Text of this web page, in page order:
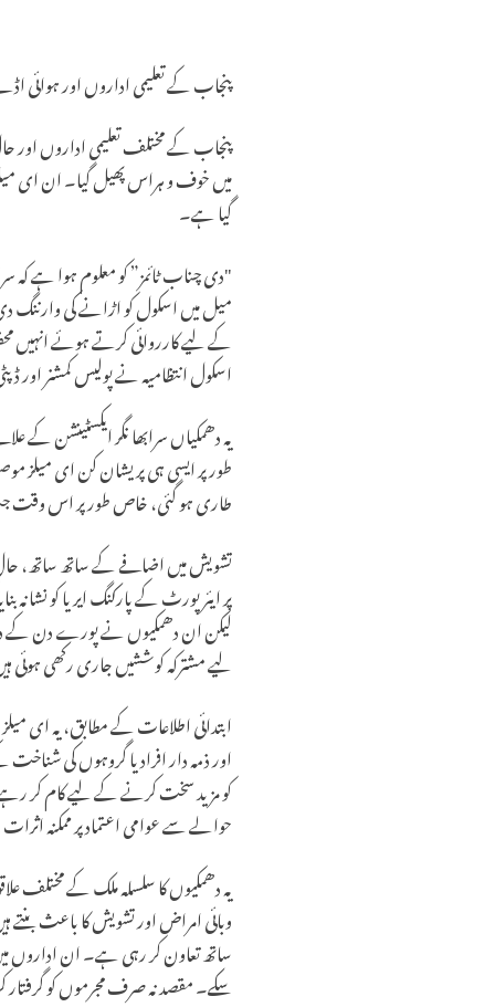
پنجاب کے تعلیمی اداروں اور ہوائی
پنجاب کے مختلف تعلیمی اداروں اور
میں خوف و ہراس پھیل گیا۔ ان ای
گیا ہے۔
کے لیے کارروائی کرتے ہوئے انہیں
اسکول انتظامیہ نے پولیس کمشنر اور
یہ دھمکیاں سرابھا نگر ایکسٹینشن
طور پر ایسی ہی پریشان کن ای میلز
طاری ہو گئی، خاص طور پر اس
پر ایئرپورٹ کے پارکنگ ایریا کو
لیکن ان دھمکیوں نے پورے دن کے
لیے مشترکہ کوششیں جاری رکھی ہوئی
ابتدائی اطلاعات کے مطابق، یہ ای
اور ذمہ دار افراد یا گروہوں کی
کو مزید سخت کرنے کے لیے کام کر رہے
حوالے سے عوامی اعتماد پر ممکنہ
یہ دھمکیوں کا سلسلہ ملک کے مختلف
وبائی امراض اور تشویش کا باعث
ساتھ تعاون کر رہی ہے۔ ان اداروں میں
سکے۔ مقصد نہ صرف مجرموں کو